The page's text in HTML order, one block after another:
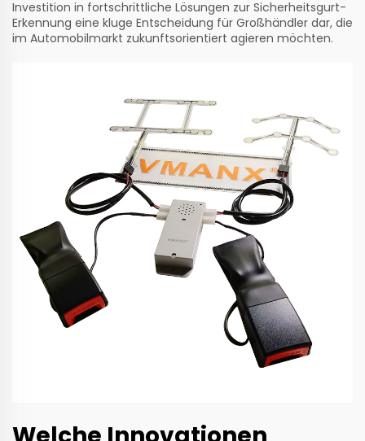
Investition in fortschrittliche Lösungen zur Sicherheitsgurt-
Erkennung eine kluge Entscheidung für Großhändler dar, die
im Automobilmarkt zukunftsorientiert agieren möchten.